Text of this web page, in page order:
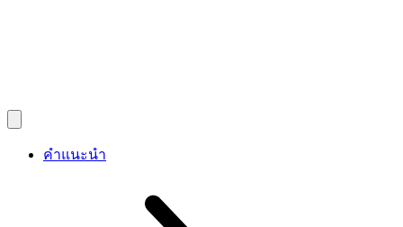
คำแนะนำ